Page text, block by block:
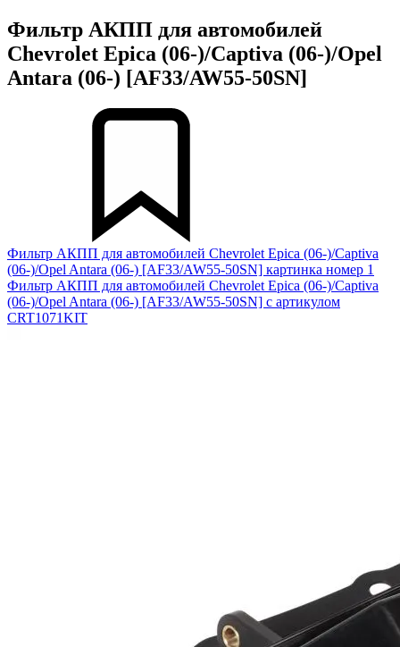
Фильтр АКПП для автомобилей
Chevrolet Epica (06-)/Captiva (06-)/Opel
Antara (06-) [AF33/AW55-50SN]
Фильтр АКПП для автомобилей Chevrolet Epica (06-)/Captiva
(06-)/Opel Antara (06-) [AF33/AW55-50SN] картинка номер 1
Фильтр АКПП для автомобилей Chevrolet Epica (06-)/Captiva
(06-)/Opel Antara (06-) [AF33/AW55-50SN] с артикулом
CRT1071KIT